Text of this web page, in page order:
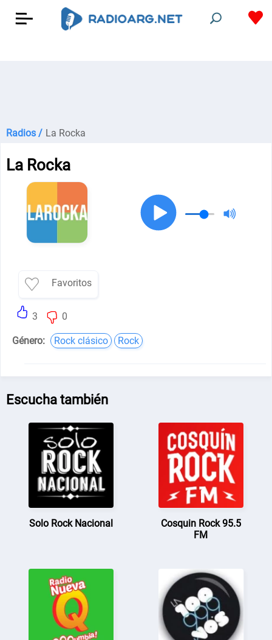
Radios / La Rocka
La Rocka
Favoritos
3 0
Género: Rock clásico Rock
Escucha también
Solo Rock Nacional
Cosquin Rock 95.5
FM